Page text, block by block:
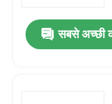
सबसे अच्छी